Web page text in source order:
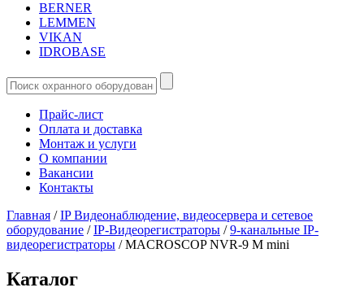
BERNER
LEMMEN
VIKAN
IDROBASE
Прайс-лист
Оплата и доставка
Монтаж и услуги
О компании
Вакансии
Контакты
Главная /IP Видеонаблюдение, видеосервера и сетевое
оборудование /IP-Видеорегистраторы /9-канальные IP-
видеорегистраторы /MACROSCOP NVR-9 M mini
Каталог